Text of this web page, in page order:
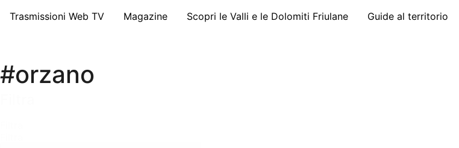
Trasmissioni Web TV Magazine Scopri le Valli e le Dolomiti Friulane Guide al territorio
#orzano